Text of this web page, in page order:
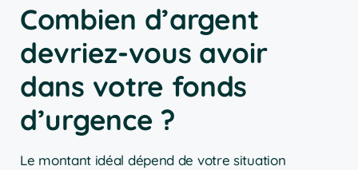
Combien d’argent
devriez-vous avoir
dans votre fonds
d’urgence ?
Le montant idéal dépend de votre situation